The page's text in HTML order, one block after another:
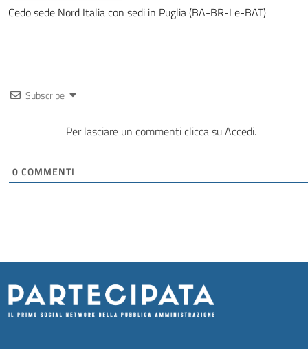
Cedo sede Nord Italia con sedi in Puglia (BA-BR-Le-BAT)
Subscribe
Per lasciare un commenti clicca su Accedi.
0 COMMENTI